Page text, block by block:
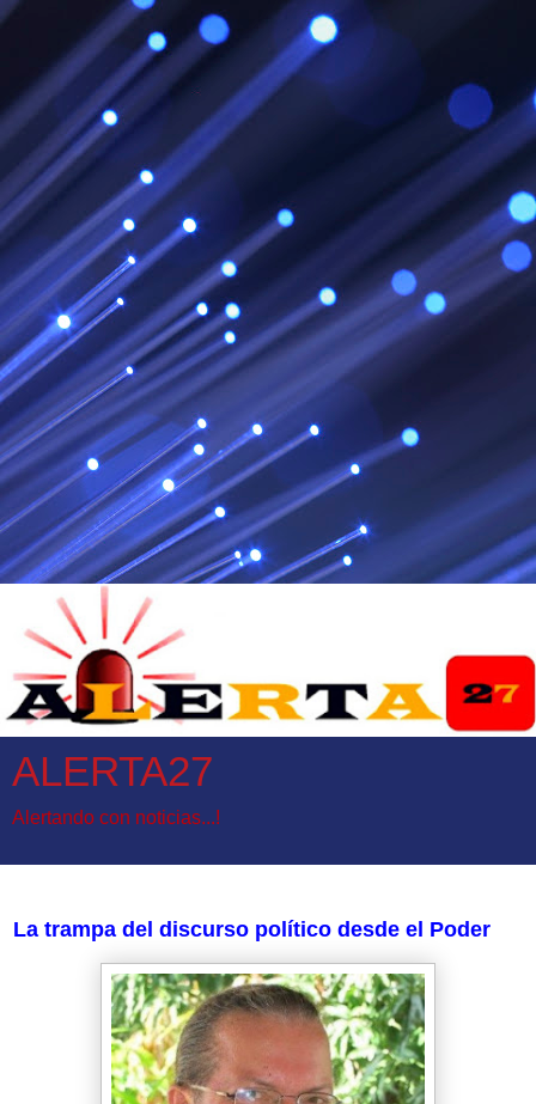
ALERTA27
Alertando con noticias...!
La trampa del discurso político desde el Poder